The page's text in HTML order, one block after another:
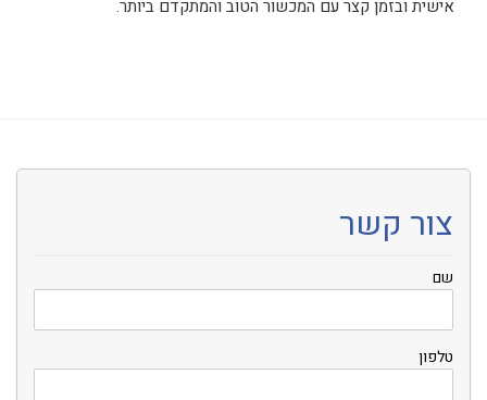
אישית ובזמן קצר עם המכשור הטוב והמתקדם ביותר.
צור קשר
שם
טלפון